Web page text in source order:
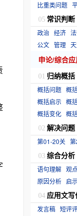
比重类问题
05 常识判断
政治 经济
公文 管理
申论/综合
01 归纳概括
概括问题 概
概括启示 概
概括变化 概
02 解决问题
第01-20关
03 综合分析
语句理解 观
原因分析 启
04 应用文写
发言稿 短评